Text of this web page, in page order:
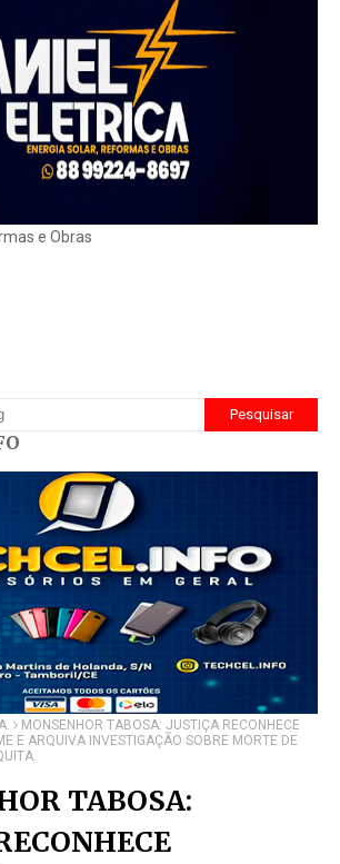
e Obras
MONSENHOR TABOSA: JUSTIÇA RECONHECE
E ARQUIVA INVESTIGAÇÃO SOBRE MORTE DE
TABOSA: